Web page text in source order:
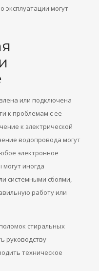
эксплуатации могут
или подключена
к проблемам с ее
к электрической
водопровода могут
электронное
иногда
системными сбоями,
работу или
стиральных
руководству
техническое